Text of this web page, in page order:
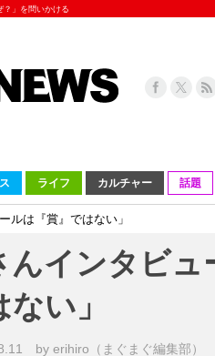
」を問いかける
ライフ カルチャー 話題
ルは『賞』ではない」
んインタビュ
ない」
by erihiro（まぐまぐ編集部）